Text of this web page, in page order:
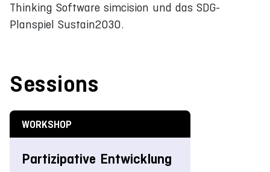
Thinking Software simcision und das SDG-
Planspiel Sustain2030.
Sessions
WORKSHOP
Partizipative Entwicklung